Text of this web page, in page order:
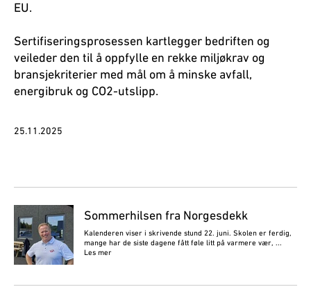
EU.
Sertifiseringsprosessen kartlegger bedriften og
veileder den til å oppfylle en rekke miljøkrav og
bransjekriterier med mål om å minske avfall,
energibruk og CO2-utslipp.
25.11.2025
Sommerhilsen fra Norgesdekk
Kalenderen viser i skrivende stund 22. juni. Skolen er ferdig,
mange har de siste dagene fått føle litt på varmere vær, ...
Les mer